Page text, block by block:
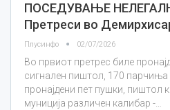
ПОСЕДУВАЊЕ
Претреси во
Плусинфо 02/07/2026
Во првиот претрес биле
сигнален пиштол, 170 парчиња
пронајдени пет пушки, пиштол
муниција различен калибар -…